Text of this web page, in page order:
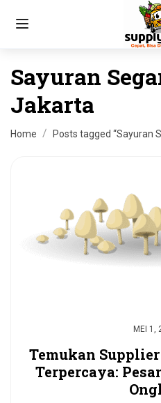
Sayuran
Jakarta
Home Posts tagged “Sayuran
MEI 1,
Temukan
Terpercaya: